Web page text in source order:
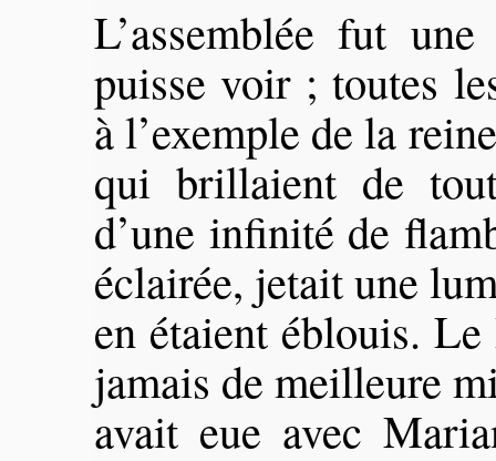
L’assemblée fut
puisse voir ; toutes
à l’exemple de la
qui brillaient de
d’une infinité de
éclairée, jetait une
en étaient éblouis.
jamais de meilleure
avait eue avec